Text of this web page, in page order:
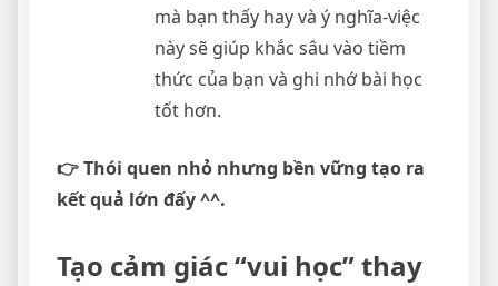
mà bạn thấy hay và ý nghĩa-việc
này sẽ giúp khắc sâu vào tiềm
thức của bạn và ghi nhớ bài học
tốt hơn.
👉 Thói quen nhỏ nhưng bền vững tạo ra
kết quả lớn đấy ^^.
Tạo cảm giác “vui học” thay